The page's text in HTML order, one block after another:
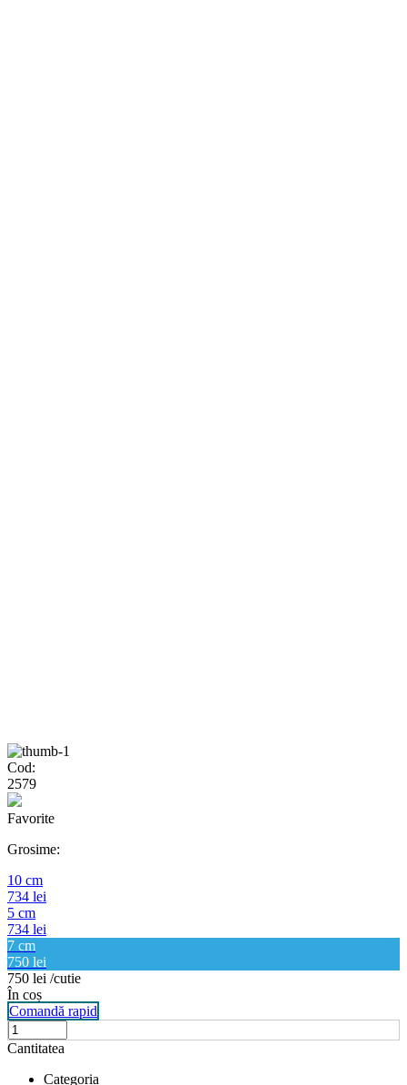
Cod:
2579
Favorite
Grosime:
10 cm
734 lei
5 cm
734 lei
7 cm
750 lei
750 lei /cutie
În coș
Comandă rapid
Cantitatea
Categoria